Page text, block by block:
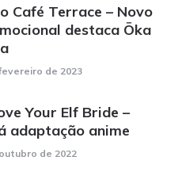
Café Terrace – Novo
destaca Ōka
de 2023
Your Elf Bride –
adaptação anime
de 2022